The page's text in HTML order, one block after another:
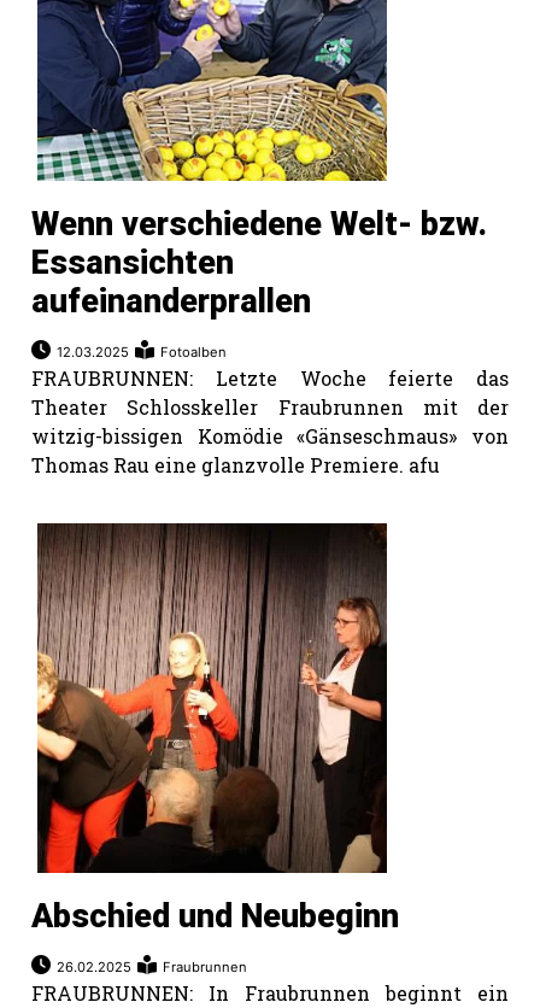
Wenn verschiedene Welt- bzw.
Essansichten
aufeinanderprallen
12.03.2025 Fotoalben
FRAUBRUNNEN: Letzte Woche feierte das
Theater Schlosskeller Fraubrunnen mit der
witzig-bissigen Komödie «Gänseschmaus» von
Thomas Rau eine glanzvolle Premiere. afu
Abschied und Neubeginn
26.02.2025 Fraubrunnen
FRAUBRUNNEN: In Fraubrunnen beginnt ein